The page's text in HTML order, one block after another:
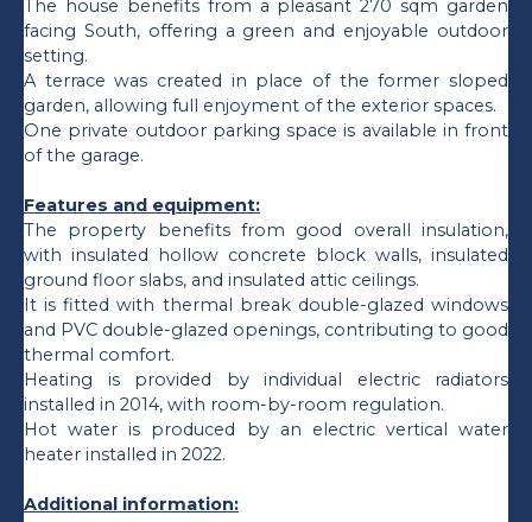
The house benefits from a pleasant 270 sqm garden
facing South, offering a green and enjoyable outdoor
setting.
A terrace was created in place of the former sloped
garden, allowing full enjoyment of the exterior spaces.
One private outdoor parking space is available in front
of the garage.
Features and equipment:
The property benefits from good overall insulation,
with insulated hollow concrete block walls, insulated
ground floor slabs, and insulated attic ceilings.
It is fitted with thermal break double-glazed windows
and PVC double-glazed openings, contributing to good
thermal comfort.
Heating is provided by individual electric radiators
installed in 2014, with room-by-room regulation.
Hot water is produced by an electric vertical water
heater installed in 2022.
Additional information: